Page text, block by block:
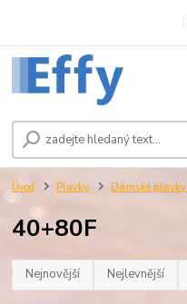
Úvod Plavky Dámské plavky
40+80F
Nejnovější Nejlevnější